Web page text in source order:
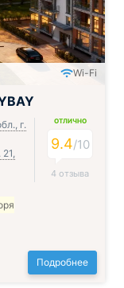
Wi-Fi
г.
ОТЛИЧНО
9.4/10
4 отзыва
Подробнее